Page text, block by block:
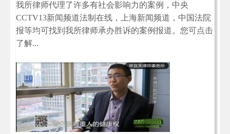
我所律师代理了许多有社会影响力的案例，中央
CCTV13新闻频道法制在线，上海新闻频道，中国法院
报等均可找到我所律师承办胜诉的案例报道。您可点击
了解...